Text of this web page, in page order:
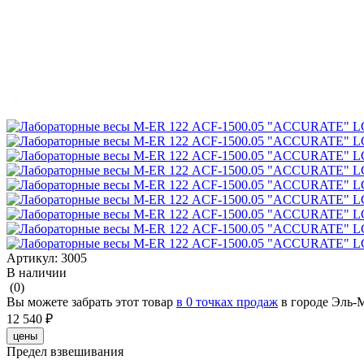
Артикул: 3005
В наличии
(0)
Вы можете забрать этот товар в 0 точках продаж в городе Эль-
12 540 ₽
цены
Предел взвешивания